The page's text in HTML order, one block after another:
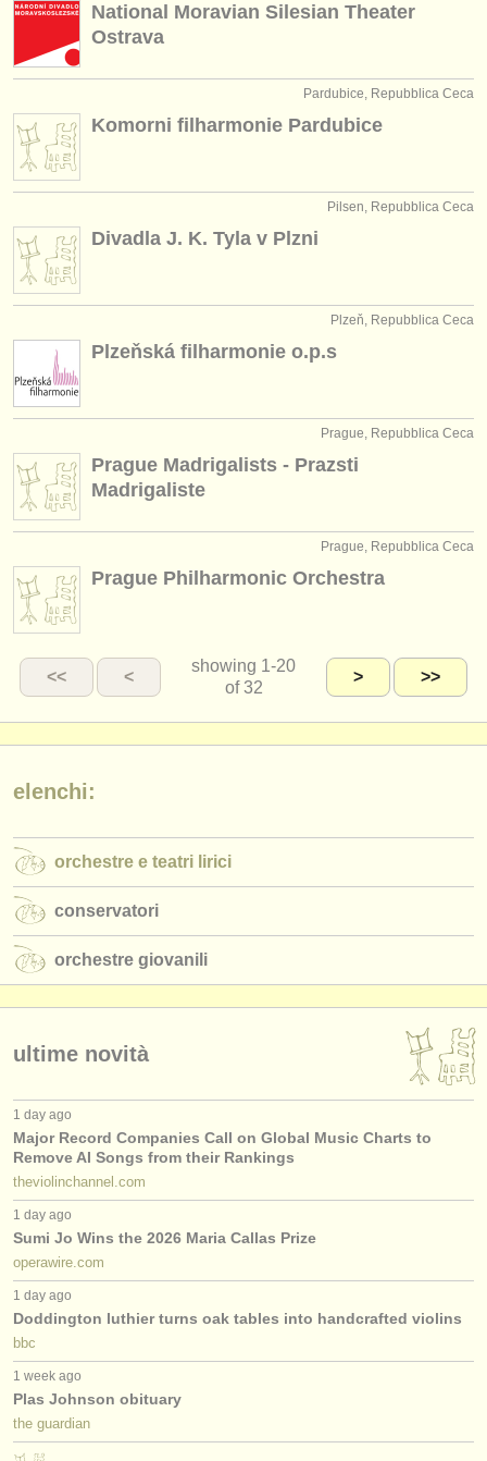
National Moravian Silesian Theater
Ostrava
Pardubice, Repubblica Ceca
Komorni filharmonie Pardubice
Pilsen, Repubblica Ceca
Divadla J. K. Tyla v Plzni
Plzeň, Repubblica Ceca
Plzeňská filharmonie o.p.s
Prague, Repubblica Ceca
Prague Madrigalists - Prazsti
Madrigaliste
Prague, Repubblica Ceca
Prague Philharmonic Orchestra
<< <
showing 1-20
of 32
> >>
elenchi:
orchestre e teatri lirici
conservatori
orchestre giovanili
ultime novità
1 day ago
Major Record Companies Call on Global Music Charts to
Remove AI Songs from their Rankings
theviolinchannel.com
1 day ago
Sumi Jo Wins the 2026 Maria Callas Prize
operawire.com
1 day ago
Doddington luthier turns oak tables into handcrafted violins
bbc
1 week ago
Plas Johnson obituary
the guardian